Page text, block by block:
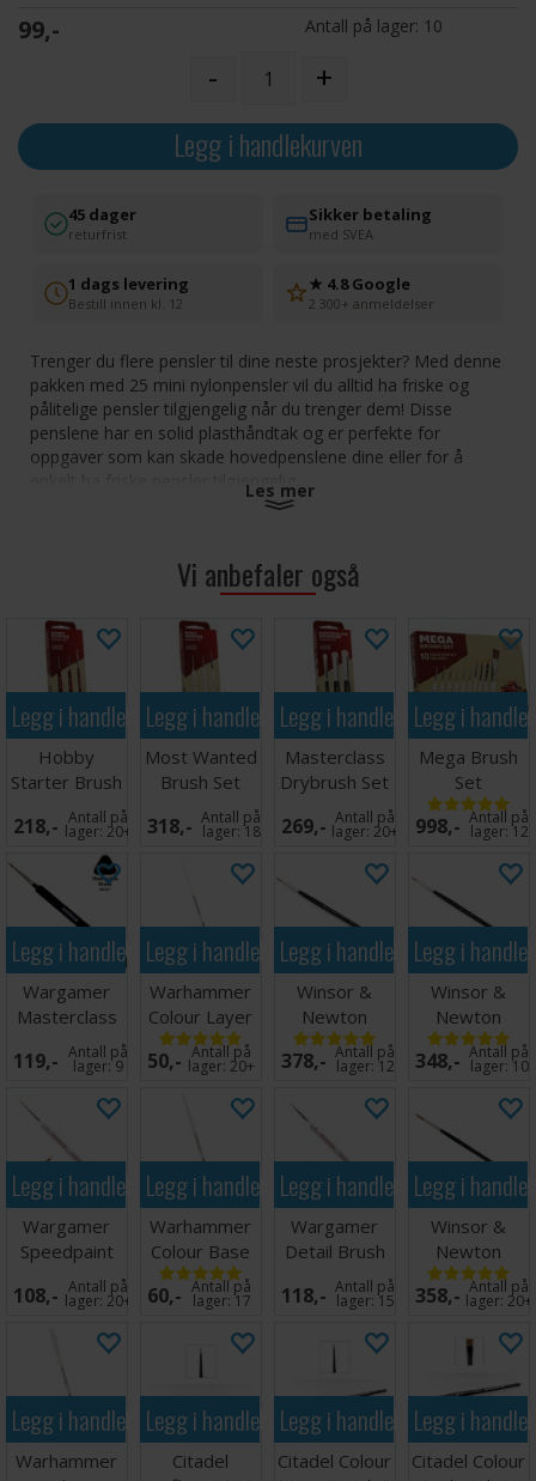
99,- Antall på lager: 10
- +
Legg i handlekurven
45 dager
returfrist
Sikker betaling
med SVEA
1 dags levering
Bestill innen kl. 12
★ 4.8 Google
2 300+ anmeldelser
Trenger du flere pensler til dine neste prosjekter? Med denne
pakken med 25 mini nylonpensler vil du alltid ha friske og
pålitelige pensler tilgjengelig når du trenger dem! Disse
penslene har en solid plasthåndtak og er perfekte for
oppgaver som kan skade hovedpenslene dine eller for å
enkelt ha friske pensler tilgjengelig.
tippelengde på omtrent 15 mm gir disse penslene deg
presisjonen du trenger for å håndtere selv de mest
utfordrende oppgavene. De er ideelle for weathering og for å
påføre små detaljer eller farge på små områder.
Disse mini nylonpenslene vil være en uvurderlig tillegg til
penselsamlingen din, og vil gi deg ekstra fleksibilitet for å
fullføre alle dine hobbyprosjekter. Bestill i dag og opplev den
fantastiske kvaliteten og allsidigheten til disse penslene!
Les mer
Vi anbefaler også
Legg i handlekurven
Hobby
Starter Brush
Set
218,- Antall på
lager: 20+
Legg i handlekurven
Most Wanted
Brush Set
318,- Antall på
lager: 18
Legg i handlekurven
Masterclass
Drybrush Set
269,- Antall på
lager:20+
Legg i
Mega Brush
Set
998,- Antall på
lager: 12
Legg i handlekurven
Wargamer
Masterclass
Brush Pensel
2/0
119,- Antall på
lager:9
Legg i handlekurven
Warhammer
Colour Layer
Brush S
50,- Antall på
lager:20+
Legg i handlekurven
Winsor &
Newton
Series 7
størrelse 1
378,- Antall på
lager: 12
Legg i
Winsor &
Newton
Series 7
størrelse 0
348,- Antall på
lager: 10
Legg i handlekurven
Wargamer
Speedpaint
Brush
108,- Antall på
lager: 20+
Legg i handlekurven
Warhammer
Colour Base
Brush M
60,- Antall på
lager: 17
Legg i handlekurven
Wargamer
Detail Brush
118,- Antall på
lager: 15
Legg i
Winsor &
Newton
Series 7
størrelse 2
358,- Antall på
lager:20+
Legg i handlekurven
Warhammer
Legg i handlekurven
Citadel
Legg i handlekurven
Citadel Colour
Legg i
Citadel Colour